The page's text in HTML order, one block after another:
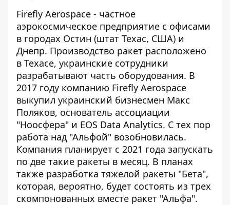
Firefly Aerospace - частное
аэрокосмическое предприятие с офисами
в городах Остин (штат Техас, США) и
Днепр. Производство ракет расположено
в Техасе, украинские сотрудники
разрабатывают часть оборудования. В
2017 году компанию Firefly Aerospace
выкупил украинский бизнесмен Макс
Поляков, основатель ассоциации
"Ноосфера" и EOS Data Analytics. С тех пор
работа над "Альфой" возобновилась.
Компания планирует с 2021 года запускать
по две такие ракеты в месяц. В планах
также разработка тяжелой ракеты "Бета",
которая, вероятно, будет состоять из трех
скомпонованных вместе ракет "Альфа".